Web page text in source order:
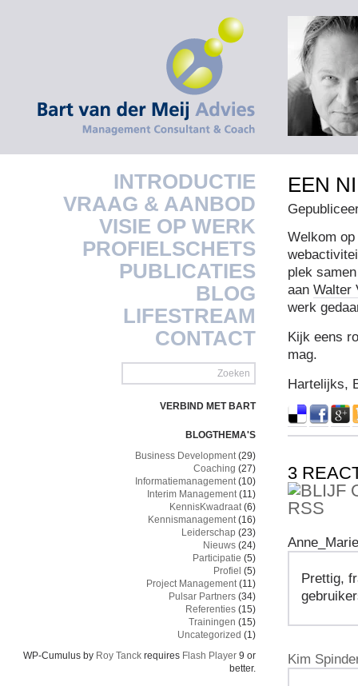
INTRODUCTIE
VRAAG & AANBOD
VISIE OP WERK
PROFIELSCHETS
PUBLICATIES
BLOG
LIFESTREAM
CONTACT
VERBIND MET BART
BLOGTHEMA'S
Business Development(29)
Coaching (27)
Informatiemanagement(10)
Interim Management(11)
KennisKwadraat(6)
Kennismanagement(16)
Leiderschap (23)
Nieuws (24)
Participatie (5)
Profiel (5)
Project Management(11)
Pulsar Partners (34)
Referenties (15)
Trainingen (15)
Uncategorized (1)
WP-Cumulus by Roy Tanck requires Flash Player 9 or
better.
EEN
Welkom
plek
aan Walter
werk
Kijk eens
mag.
Hartelijks,
3
Prettig,
Kim